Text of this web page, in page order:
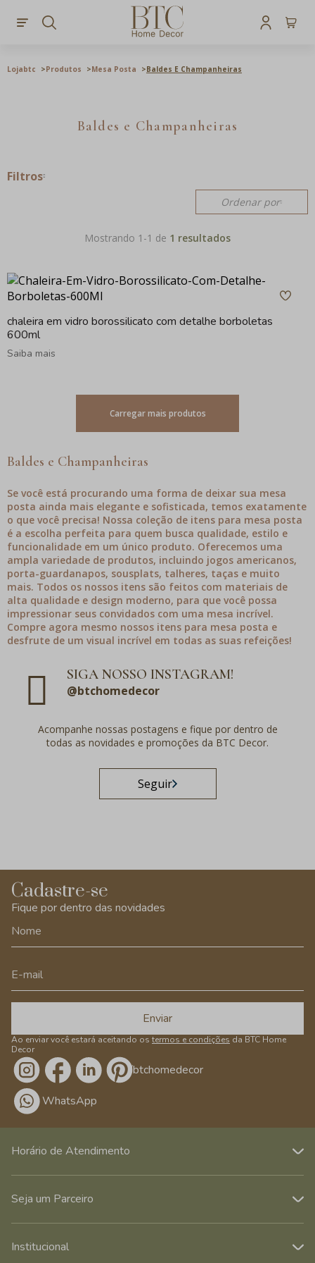
Lojabtc Produtos Mesa Posta Baldes E Champanheiras
Baldes e Champanheiras
Mostrando 1-1 de 1 resultados
Filtros
Ordenar por
chaleira em vidro borossilicato com detalhe borboletas
600ml
Saiba mais
Carregar mais produtos
Baldes e Champanheiras
Se você está procurando uma forma de deixar sua mesa
posta ainda mais elegante e sofisticada, temos exatamente
o que você precisa! Nossa coleção de itens para mesa posta
é a escolha perfeita para quem busca qualidade, estilo e
funcionalidade em um único produto. Oferecemos uma
ampla variedade de produtos, incluindo jogos americanos,
porta-guardanapos, sousplats, talheres, taças e muito
mais. Todos os nossos itens são feitos com materiais de
alta qualidade e design moderno, para que você possa
impressionar seus convidados com uma mesa incrível.
Compre agora mesmo nossos itens para mesa posta e
desfrute de um visual incrível em todas as suas refeições!
SIGA NOSSO INSTAGRAM!
@btchomedecor
Acompanhe nossas postagens e fique por dentro de
todas as novidades e promoções da BTC Decor.
Seguir
Cadastre-se
Fique por dentro das novidades
Enviar
Ao enviar você estará aceitando os termos e condições da BTC Home
Decor
/btchomedecor
WhatsApp
Horário de Atendimento
Seja um Parceiro
Institucional